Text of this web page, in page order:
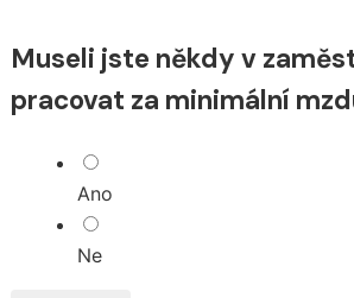
Museli jste někdy v
pracovat za minimální
Ano
Ne